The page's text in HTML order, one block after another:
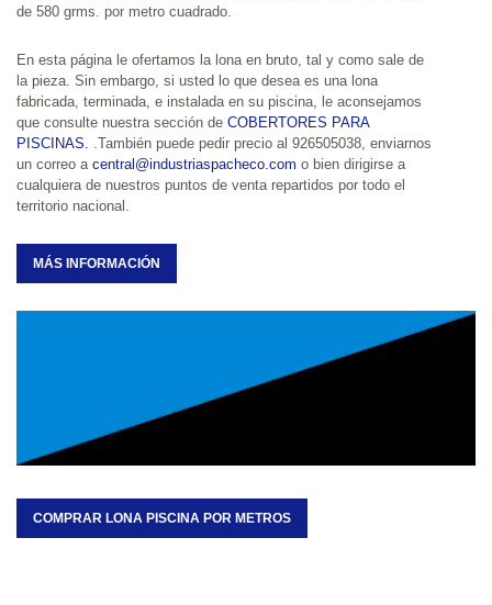
de 580 grms. por metro cuadrado.
En esta página le ofertamos la lona en bruto, tal y como sale de
la pieza. Sin embargo, si usted lo que desea es una lona
fabricada, terminada, e instalada en su piscina, le aconsejamos
que consulte nuestra sección de COBERTORES PARA
PISCINAS. .También puede pedir precio al 926505038, enviarnos
un correo a central@industriaspacheco.com o bien dirigirse a
cualquiera de nuestros puntos de venta repartidos por todo el
territorio nacional.
MÁS INFORMACIÓN
COMPRAR LONA PISCINA POR METROS